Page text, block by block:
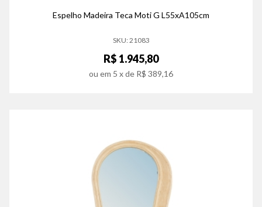
Espelho Madeira Teca Moti G L55xA105cm
SKU: 21083
R$ 1.945,80
ou em 5 x de R$ 389,16